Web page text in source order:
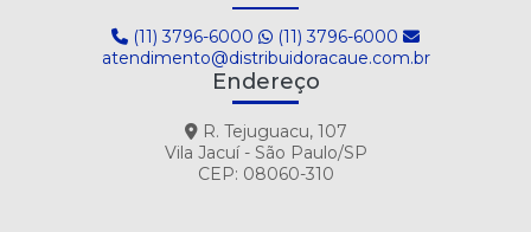
(11) 3796-6000
(11) 3796-6000
atendimento@distribuidoracaue.com.br
Endereço
R. Tejuguacu, 107
Vila Jacuí - São Paulo/SP
CEP: 08060-310